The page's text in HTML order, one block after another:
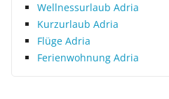
Wellnessurlaub Adria
Kurzurlaub Adria
Flüge Adria
Ferienwohnung Adria